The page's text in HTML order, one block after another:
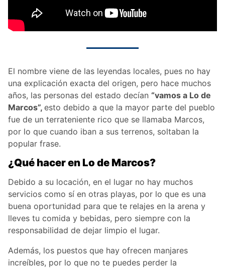
El nombre viene de las leyendas locales, pues no hay
una explicación exacta del origen, pero hace muchos
años, las personas del estado decían “vamos a Lo de
Marcos”, esto debido a que la mayor parte del pueblo
fue de un terrateniente rico que se llamaba Marcos,
por lo que cuando iban a sus terrenos, soltaban la
popular frase.
¿Qué hacer en Lo de Marcos?
Debido a su locación, en el lugar no hay muchos
servicios como sí en otras playas, por lo que es una
buena oportunidad para que te relajes en la arena y
lleves tu comida y bebidas, pero siempre con la
responsabilidad de dejar limpio el lugar.
Además, los puestos que hay ofrecen manjares
increíbles, por lo que no te puedes perder la